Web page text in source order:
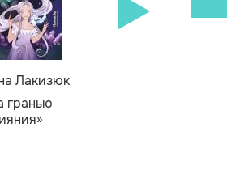
Лакизюк
гранью